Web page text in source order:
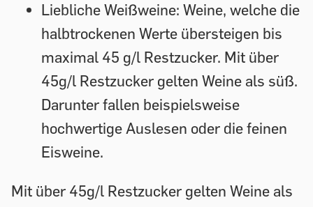
Liebliche Weißweine: Weine, welche die
halbtrockenen Werte übersteigen bis
maximal 45 g/l Restzucker. Mit über
45g/l Restzucker gelten Weine als süß.
Darunter fallen beispielsweise
hochwertige Auslesen oder die feinen
Eisweine.
Mit über 45g/l Restzucker gelten Weine als